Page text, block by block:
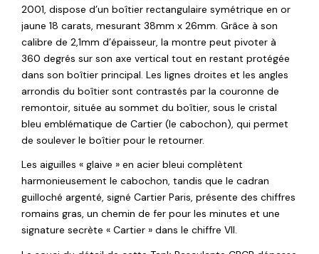
2001, dispose d’un boîtier rectangulaire symétrique en or
jaune 18 carats, mesurant 38mm x 26mm. Grâce à son
calibre de 2,1mm d’épaisseur, la montre peut pivoter à
360 degrés sur son axe vertical tout en restant protégée
dans son boîtier principal. Les lignes droites et les angles
arrondis du boîtier sont contrastés par la couronne de
remontoir, située au sommet du boîtier, sous le cristal
bleu emblématique de Cartier (le cabochon), qui permet
de soulever le boîtier pour le retourner.
Les aiguilles « glaive » en acier bleui complètent
harmonieusement le cabochon, tandis que le cadran
guilloché argenté, signé Cartier Paris, présente des chiffres
romains gras, un chemin de fer pour les minutes et une
signature secrète « Cartier » dans le chiffre VII.